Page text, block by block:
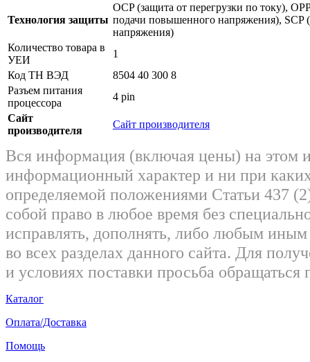
Технология защиты
OCP (защита от перегрузки по току),
подачи повышенного напряжения), SCP
напряжения)
Количество товара в
УЕИ
1
Код ТН ВЭД
8504 40 300 8
Разъем питания
процессора
4 pin
Сайт
производителя
Сайт производителя
Вся информация (включая цены) на этом
информационный характер и ни при
определяемой положениями Статьи 437
собой право в любое время без
исправлять, дополнять, либо любым
во всех разделах данного сайта. Для
и условиях поставки просьба
Каталог
Оплата/Доставка
Помощь